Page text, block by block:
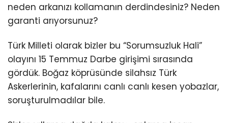
neden arkanızı kollamanın derdindesiniz? Neden
garanti arıyorsunuz?
Türk Milleti olarak bizler bu “Sorumsuzluk Hali”
olayını 15 Temmuz Darbe girişimi sırasında
gördük. Boğaz köprüsünde silahsız Türk
Askerlerinin, kafalarını canlı canlı kesen yobazlar,
soruşturulmadılar bile.